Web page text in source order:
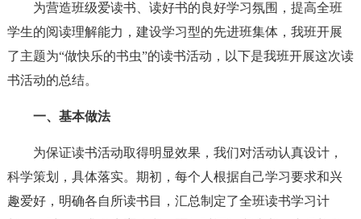
为营造班级爱读书、读好书的良好学习氛围，提高全班
学生的阅读理解能力，建设学习型的先进班集体，我班开展
了主题为“做快乐的书虫”的读书活动，以下是我班开展这次读
书活动的总结。
一、基本做法
为保证读书活动取得明显效果，我们对活动认真设计，
科学策划，具体落实。期初，每个人根据自己学习要求和兴
趣爱好，明确各自所读书目，汇总制定了全班读书学习计